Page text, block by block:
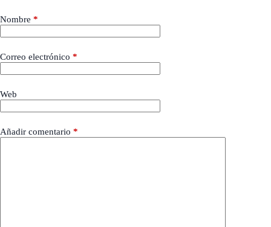
Nombre *
Correo electrónico *
Web
Añadir comentario *